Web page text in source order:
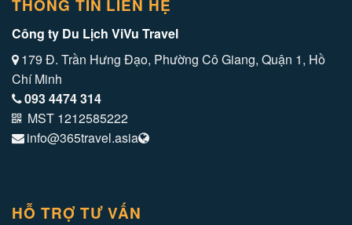
THÔNG TIN LIÊN HỆ
Công ty Du Lịch ViVu Travel
179 Đ. Trần Hưng Đạo, Phường Cô Giang, Quận 1, Hồ
Chí Minh
093 4474 314
MST 1212585222
info@365travel.asia
HỖ TRỢ TƯ VẤN